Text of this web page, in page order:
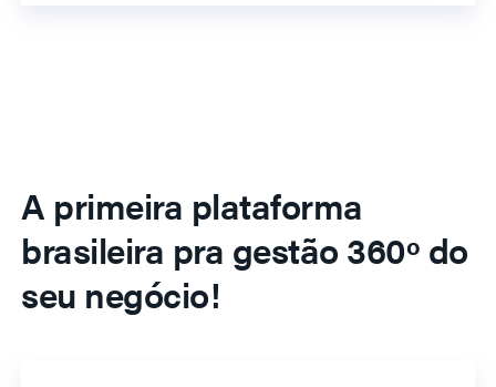
A primeira plataforma
brasileira pra gestão 360º do
seu negócio!